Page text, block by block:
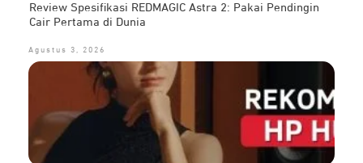
Review Spesifikasi REDMAGIC Astra 2: Pakai Pendingin
Cair Pertama di Dunia
Agustus 3, 2026